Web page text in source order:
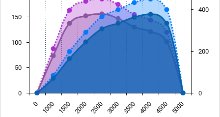
0 1000 1500 2000 2500 3000 3500 4000 4500 5000
0
50
100
150
0
200
400